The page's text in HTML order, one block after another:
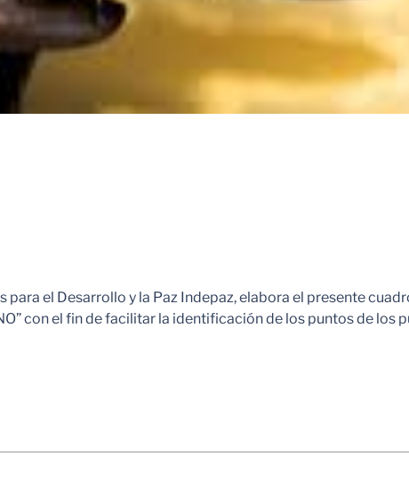
el Desarrollo y la Paz Indepaz, elabora el presente
con el fin de facilitar la identificación de los puntos de los